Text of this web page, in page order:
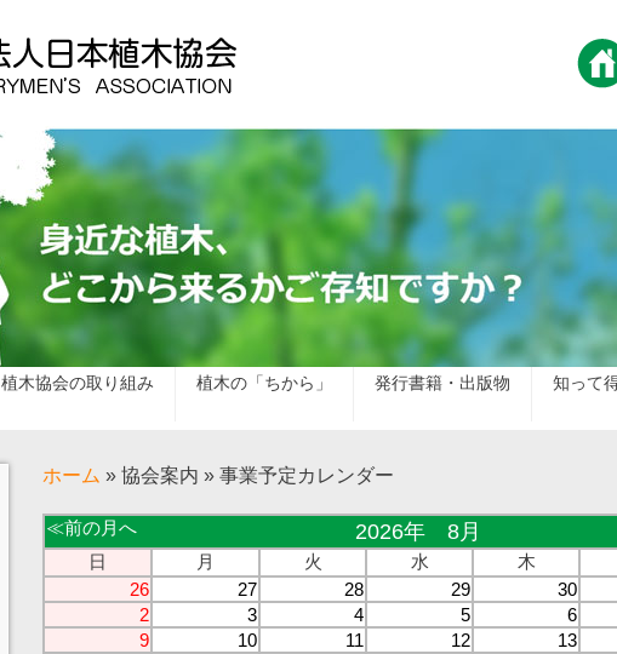
植木協会の取り組み 植木の「ちから」 発行書籍・出版物 知って
ホーム » 協会案内 » 事業予定カレンダー
≪前の月へ 2026年 8月
日
月 火 水 木
26
27 28 29 30
2
3 4 5 6
9
10 11 12 13